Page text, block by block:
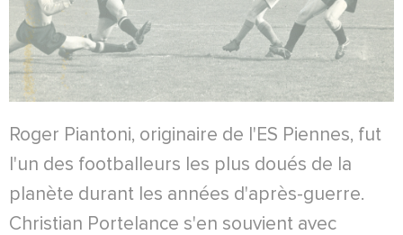
Roger Piantoni, originaire de l'ES Piennes, fut
l'un des footballeurs les plus doués de la
planète durant les années d'après-guerre.
Christian Portelance s'en souvient avec